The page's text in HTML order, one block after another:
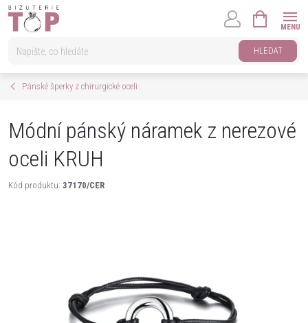
Přejít
HLEDAT
KOŠÍK
Pánské šperky z chirurgické oceli
Módní pánský náramek z nerezové
oceli KRUH
Kód produktu: 37170/CER